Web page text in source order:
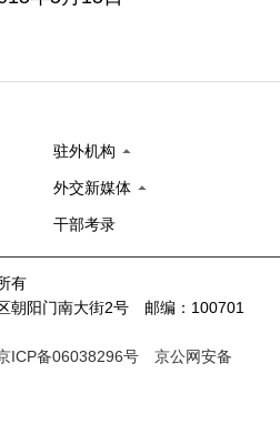
驻外机构
外交新媒体
干部考录
有
朝阳门南大街2号 邮编：100701
ICP备06038296号
京公网安备